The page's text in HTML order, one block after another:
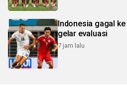
Indonesia gagal ke
gelar evaluasi
7 jam lalu